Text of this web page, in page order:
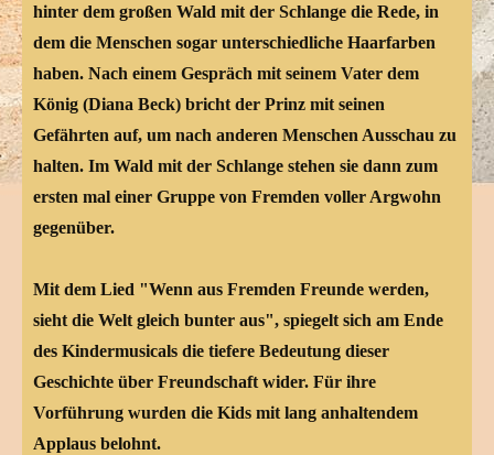
hinter dem großen Wald mit der Schlange die Rede, in
dem die Menschen sogar unterschiedliche Haarfarben
haben. Nach einem Gespräch mit seinem Vater dem
König (Diana Beck) bricht der Prinz mit seinen
Gefährten auf, um nach anderen Menschen Ausschau zu
halten. Im Wald mit der Schlange stehen sie dann zum
ersten mal einer Gruppe von Fremden voller Argwohn
gegenüber.
Mit dem Lied "Wenn aus Fremden Freunde werden,
sieht die Welt gleich bunter aus", spiegelt sich am Ende
des Kindermusicals die tiefere Bedeutung dieser
Geschichte über Freundschaft wider. Für ihre
Vorführung wurden die Kids mit lang anhaltendem
Applaus belohnt.